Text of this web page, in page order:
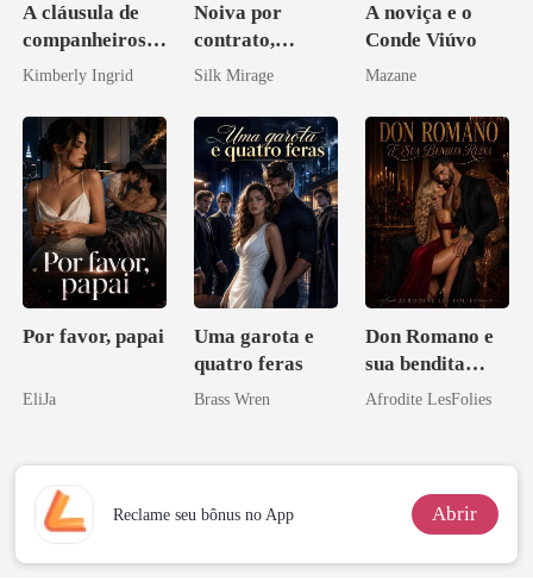
A cláusula de
companheiros
do professor
Kimberly Ingrid
Noiva por
contrato,
obsessão eterna
Silk Mirage
A noviça e o
Conde Viúvo
Mazane
Por favor, papai
EliJa
Uma garota e
quatro feras
Brass Wren
Don Romano e
sua bendita
ruína
Afrodite LesFolies
Reclame seu bônus no App Abrir